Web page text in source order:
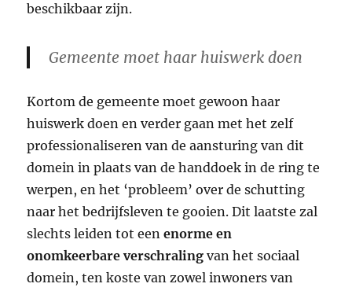
beschikbaar zijn.
Gemeente moet haar huiswerk doen
Kortom de gemeente moet gewoon haar
huiswerk doen en verder gaan met het zelf
professionaliseren van de aansturing van dit
domein in plaats van de handdoek in de ring te
werpen, en het ‘probleem’ over de schutting
naar het bedrijfsleven te gooien. Dit laatste zal
slechts leiden tot eenenorme en
onomkeerbare verschraling van het sociaal
domein, ten koste van zowel inwoners van